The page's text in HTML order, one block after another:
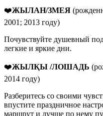
❤️ЖЫЛАН/ЗМЕЯ
2001; 2013 году)
Почувствуйте душевный
легкие и яркие дни.
❤️ЖЫЛҚЫ /ЛОШАДЬ
2014 году)
Разберитесь со своими
впустите праздничное
маршрут и лучше по нему